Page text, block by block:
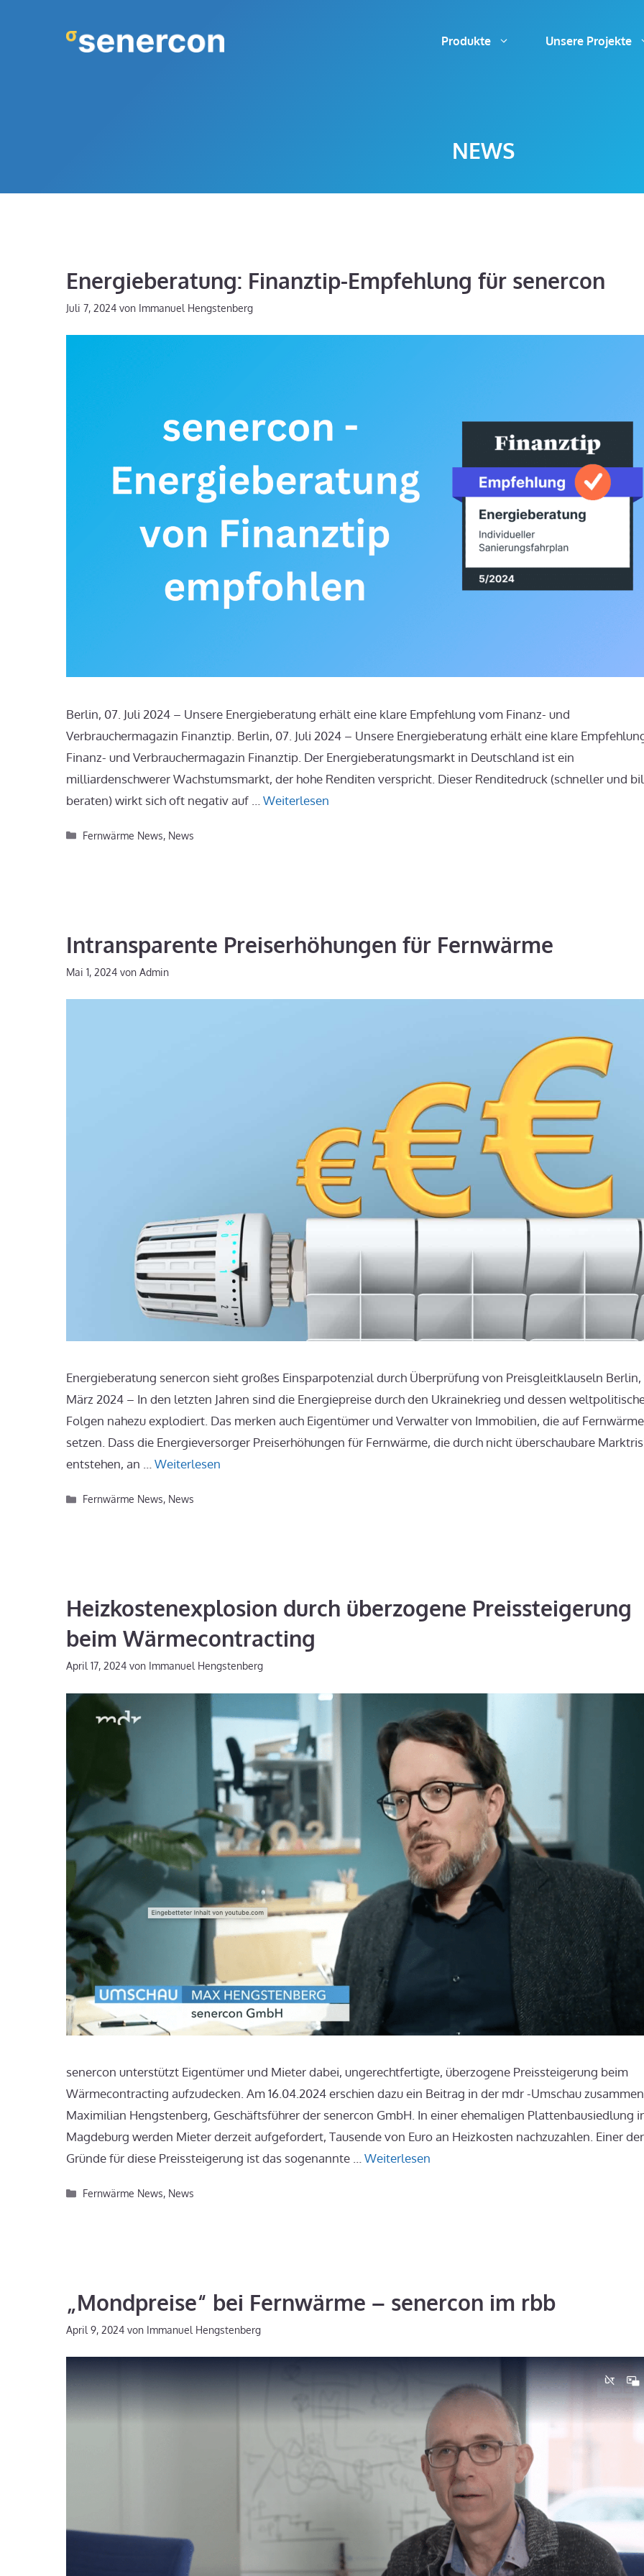
Produkte Unsere Projekte
NEWS
Energieberatung: Finanztip-Empfehlung für senercon
Juli 7, 2024 von Immanuel Hengstenberg
Berlin, 07. Juli 2024 – Unsere Energieberatung erhält eine klare Empfehlung vom Finanz- und
Verbrauchermagazin Finanztip. Berlin, 07. Juli 2024 – Unsere Energieberatung erhält eine klare
Finanz- und Verbrauchermagazin Finanztip. Der Energieberatungsmarkt in Deutschland ist ein
milliardenschwerer Wachstumsmarkt, der hohe Renditen verspricht. Dieser Renditedruck (schneller und
beraten) wirkt sich oft negativ auf … Weiterlesen
Kategorien
Fernwärme News, News
Intransparente Preiserhöhungen für Fernwärme
Mai 1, 2024 von Admin
Energieberatung senercon sieht großes Einsparpotenzial durch Überprüfung von Preisgleitklauseln Berlin,
März 2024 – In den letzten Jahren sind die Energiepreise durch den Ukrainekrieg und dessen
Folgen nahezu explodiert. Das merken auch Eigentümer und Verwalter von Immobilien, die auf Fernwärme
setzen. Dass die Energieversorger Preiserhöhungen für Fernwärme, die durch nicht überschaubare
entstehen, an … Weiterlesen
Kategorien
Fernwärme News, News
Heizkostenexplosion durch überzogene Preissteigerung
beim Wärmecontracting
April 17, 2024 von Immanuel Hengstenberg
senercon unterstützt Eigentümer und Mieter dabei, ungerechtfertigte, überzogene Preissteigerung beim
Wärmecontracting aufzudecken. Am 16.04.2024 erschien dazu ein Beitrag in der mdr -Umschau
Maximilian Hengstenberg, Geschäftsführer der senercon GmbH. In einer ehemaligen Plattenbausiedlung
Magdeburg werden Mieter derzeit aufgefordert, Tausende von Euro an Heizkosten nachzuzahlen. Einer der
Gründe für diese Preissteigerung ist das sogenannte … Weiterlesen
Kategorien
Fernwärme News, News
„Mondpreise“ bei Fernwärme – senercon im rbb
April 9, 2024 von Immanuel Hengstenberg